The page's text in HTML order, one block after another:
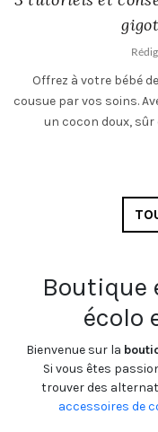
Offrez à votre bébé
cousue par vos soins.
un cocon doux, sûr
Boutique
écolo
Bienvenue sur la
Si vous êtes
trouver des
accessoires de